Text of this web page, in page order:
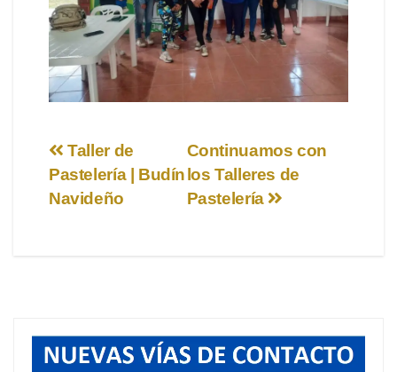
Navegación
de
Continuamos con
los Talleres de
Pastelería
Taller de
Pastelería | Budín
Navideño